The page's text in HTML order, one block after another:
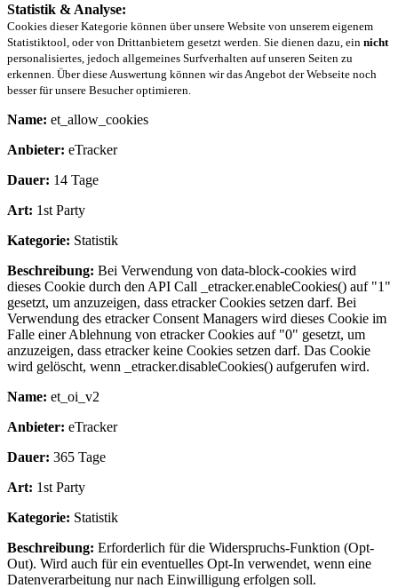
Statistik & Analyse:
Cookies dieser Kategorie können über unsere Website von unserem eigenem
Statistiktool, oder von Drittanbietern gesetzt werden. Sie dienen dazu, ein nicht
personalisiertes, jedoch allgemeines Surfverhalten auf unseren Seiten zu
erkennen. Über diese Auswertung können wir das Angebot der Webseite noch
besser für unsere Besucher optimieren.
Name: et_allow_cookies
Anbieter: eTracker
Dauer: 14 Tage
Art: 1st Party
Kategorie: Statistik
Beschreibung: Bei Verwendung von data-block-cookies wird
dieses Cookie durch den API Call _etracker.enableCookies() auf "1"
gesetzt, um anzuzeigen, dass etracker Cookies setzen darf. Bei
Verwendung des etracker Consent Managers wird dieses Cookie im
Falle einer Ablehnung von etracker Cookies auf "0" gesetzt, um
anzuzeigen, dass etracker keine Cookies setzen darf. Das Cookie
wird gelöscht, wenn _etracker.disableCookies() aufgerufen wird.
Name: et_oi_v2
Anbieter: eTracker
Dauer: 365 Tage
Art: 1st Party
Kategorie: Statistik
Beschreibung: Erforderlich für die Widerspruchs-Funktion (Opt-
Out). Wird auch für ein eventuelles Opt-In verwendet, wenn eine
Datenverarbeitung nur nach Einwilligung erfolgen soll.